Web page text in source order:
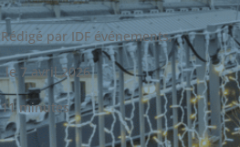
Rédigé par IDF événements,
le 7 avril 2026
11 minutes